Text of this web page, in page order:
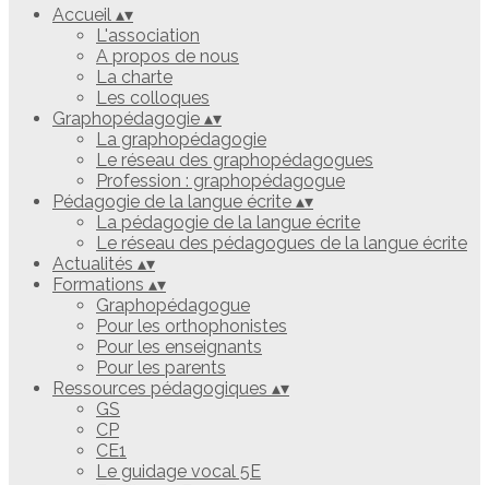
Accueil ▴▾
L'association
A propos de nous
La charte
Les colloques
Graphopédagogie ▴▾
La graphopédagogie
Le réseau des graphopédagogues
Profession : graphopédagogue
Pédagogie de la langue écrite ▴▾
La pédagogie de la langue écrite
Le réseau des pédagogues de la langue écrite
Actualités ▴▾
Formations ▴▾
Graphopédagogue
Pour les orthophonistes
Pour les enseignants
Pour les parents
Ressources pédagogiques ▴▾
GS
CP
CE1
Le guidage vocal 5E